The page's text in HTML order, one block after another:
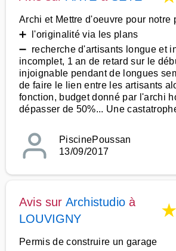
Archi et Mettre d'oeuvre pour notre
➕ l'originalité via les plans
➖ recherche d'artisants longue et
incomplet, 1 an de retard sur le
injoignable pendant de longues
de faire le lien entre les artisants
fonction, budget donné par l'archi
dépasser de 50%... Une
PiscinePoussan
13/09/2017
Avis sur Archistudio à
LOUVIGNY
★
Permis de construire un garage